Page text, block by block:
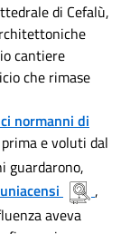
di Cefalù,
cantiere
che rimase
normanni di
e voluti dal
guardarono,
,
aveva